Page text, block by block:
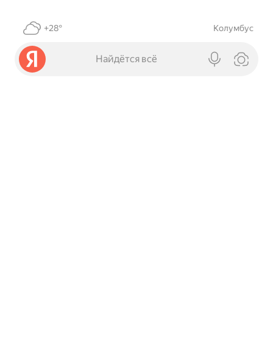
+28° Колумбус
Найдётся всё